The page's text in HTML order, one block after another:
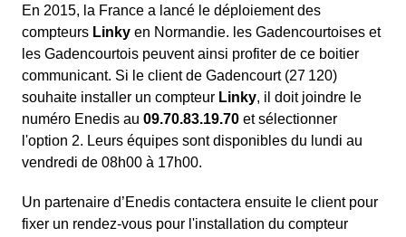
En 2015, la France a lancé le déploiement des
compteurs Linky en Normandie. les Gadencourtoises et
les Gadencourtois peuvent ainsi profiter de ce boitier
communicant. Si le client de Gadencourt (27 120)
souhaite installer un compteur Linky, il doit joindre le
numéro Enedis au 09.70.83.19.70 et sélectionner
l'option 2. Leurs équipes sont disponibles du lundi au
vendredi de 08h00 à 17h00.
Un partenaire d’Enedis contactera ensuite le client pour
fixer un rendez-vous pour l'installation du compteur